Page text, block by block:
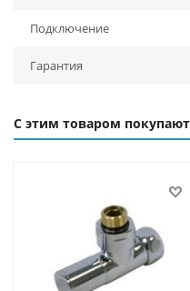
Подключение
Гарантия
С этим товаром покупают